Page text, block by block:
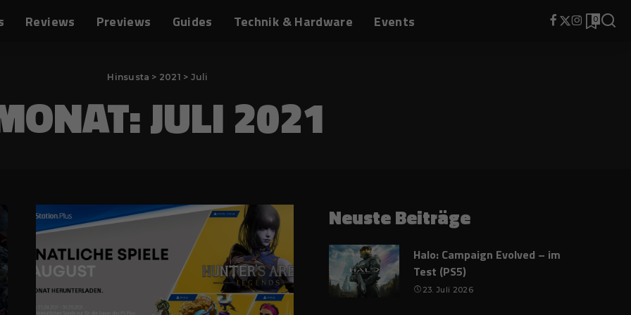
Reviews Previews Guides Technik & Hardware Events 0
Hinsusta > 2021 > Juli
JULI 2021
Neuste Beiträge
Halo: Campaign Evolved – im
Test (PS5)
23. Juli 2026